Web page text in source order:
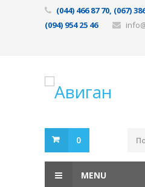
(044) 466 87 70, (067)
(094) 954 25 46
0
MENU